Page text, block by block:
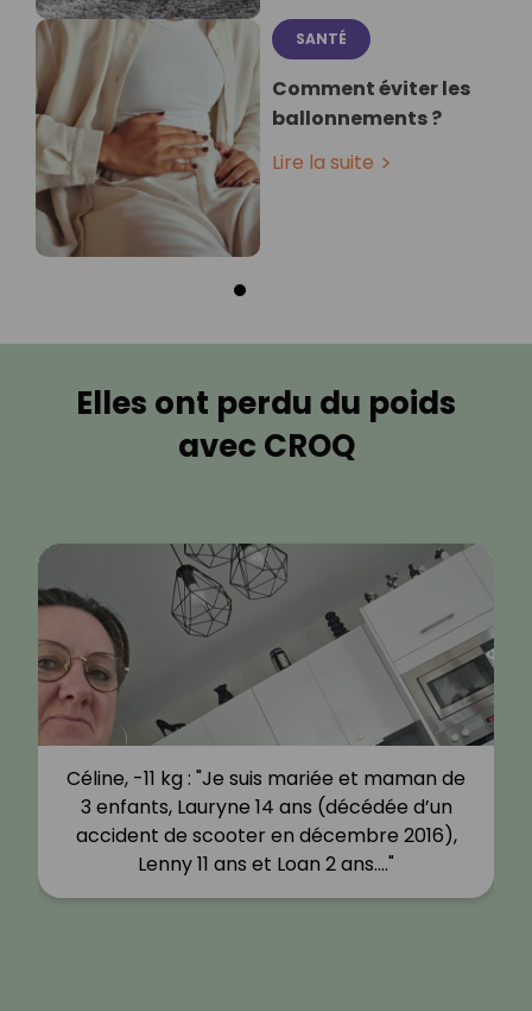
SANTÉ
Comment éviter les
ballonnements ?
Lire la suite
Elles ont perdu du poids
avec CROQ
Céline, -11 kg : "Je suis mariée et maman de
3 enfants, Lauryne 14 ans (décédée d’un
accident de scooter en décembre 2016),
Lenny 11 ans et Loan 2 ans.…"